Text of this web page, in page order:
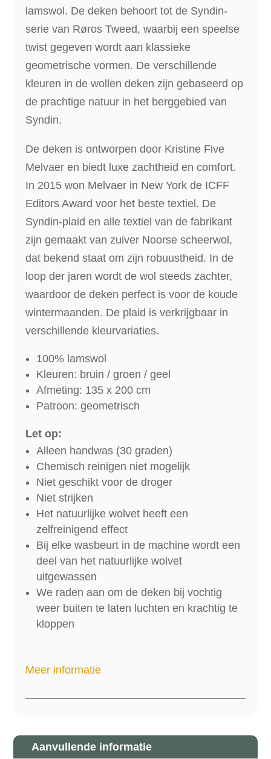
lamswol. De deken behoort tot de Syndin-
serie van Røros Tweed,waarbij een speelse
twist gegeven wordt aan klassieke
geometrische vormen. De verschillende
kleuren in de wollen deken zijn gebaseerd op
de prachtige natuur in het berggebied van
Syndin.
De deken is ontworpen door Kristine Five
Melvaer en biedt luxe zachtheid en comfort.
In 2015 won Melvaer in New York de ICFF
Editors Award voor het beste textiel. De
Syndin-plaid en alle textiel van de fabrikant
zijn gemaakt van zuiver Noorse scheerwol,
dat bekend staat om zijn robuustheid. In de
loop der jaren wordt de wol steeds zachter,
waardoor de deken perfect is voor de koude
wintermaanden. De plaid is verkrijgbaar in
verschillende kleurvariaties.
100% lamswol
Kleuren: bruin / groen / geel
Afmeting: 135 x 200 cm
Patroon: geometrisch
Let op:
Alleen handwas (30 graden)
Chemisch reinigen niet mogelijk
Niet geschikt voor de droger
Niet strijken
Het natuurlijke wolvet heeft een
zelfreinigend effect
Bij elke wasbeurt in de machine wordt een
deel van het natuurlijke wolvet
uitgewassen
We raden aan om de deken bij vochtig
weer buiten te laten luchten en krachtig te
kloppen
Meer informatie
Aanvullende informatie